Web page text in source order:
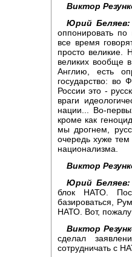
Виктор
Юрий Беляев:
оппонировать по
все время
просто великие.
великих вообще
Англию, есть
государство: во
России это -
враги
нации... Во-
кроме как
мы дрогнем,
очередь хуже
национализма.
Виктор
Юрий Беляев:
блок НАТО.
базироваться,
НАТО. Вот,
Виктор
сделал
сотрудничать с